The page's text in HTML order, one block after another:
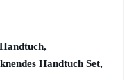
Handtuch Set,